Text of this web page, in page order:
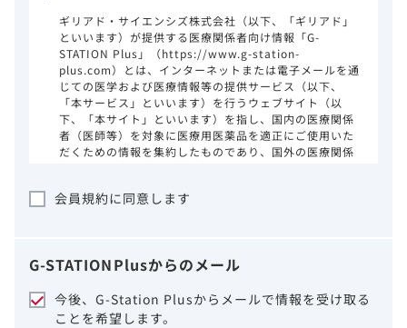
ギリアド・サイエンシズ株式会社（以下、「ギリアド」
といいます）が提供する医療関係者向け情報「G-
STATION Plus」（https://www.g-station-
plus.com）とは、インターネットまたは電子メールを通
じての医学および医療情報等の提供サービス（以下、
「本サービス」といいます）を行うウェブサイト（以
下、「本サイト」といいます）を指し、国内の医療関係
者（医師等）を対象に医療用医薬品を適正にご使用いた
だくための情報を集約したものであり、国外の医療関係
事項をご熟読いただき、同意された場合のみご利用くだ
ギリアドは、本サイトのコンテンツについて
細心の注意を払い、正確かつ最新の情報を提
供するように努力をしておりますが、正確
性、確実性、妥当性、有用性、ご利用になら
会員規約に同意します
G-STATIONPlusからのメール
今後、G-Station Plusからメールで情報を受け取る
ことを希望します。